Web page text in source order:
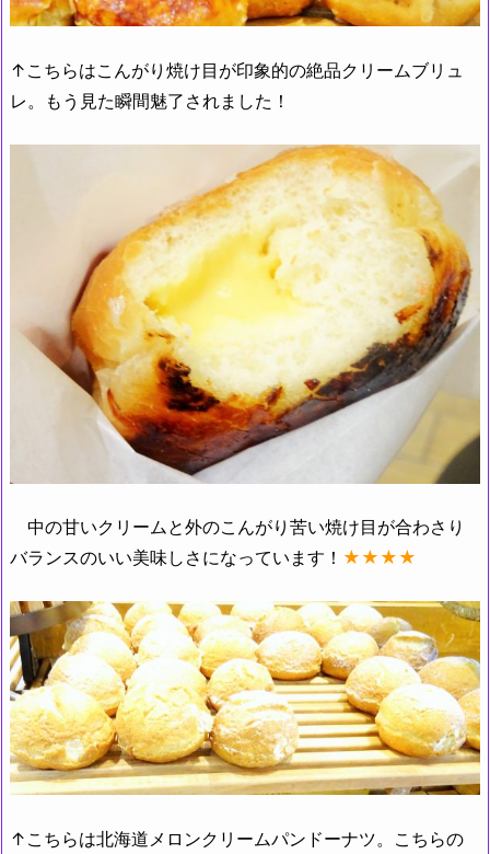
↑こちらはこんがり焼け目が印象的の絶品クリームブリュ
レ。もう見た瞬間魅了されました！
中の甘いクリームと外のこんがり苦い焼け目が合わさり
バランスのいい美味しさになっています！ ★★★★
↑こちらは北海道メロンクリームパンドーナツ。こちらの